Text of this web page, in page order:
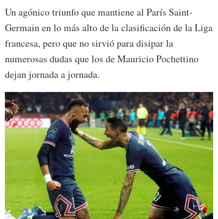
Un agónico triunfo que mantiene al París Saint-
Germain en lo más alto de la clasificación de la Liga
francesa, pero que no sirvió para disipar la
numerosas dudas que los de Mauricio Pochettino
dejan jornada a jornada.